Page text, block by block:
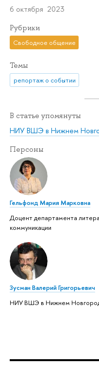
6 октября 2023
Рубрики
Свободное общение
Темы
репортаж о событии
В статье упомянуты
НИУ ВШЭ в Нижнем
Персоны
Гельфонд Мария Марковна
Доцент департамента
коммуникации
Зусман Валерий Григорьевич
НИУ ВШЭ в Нижнем